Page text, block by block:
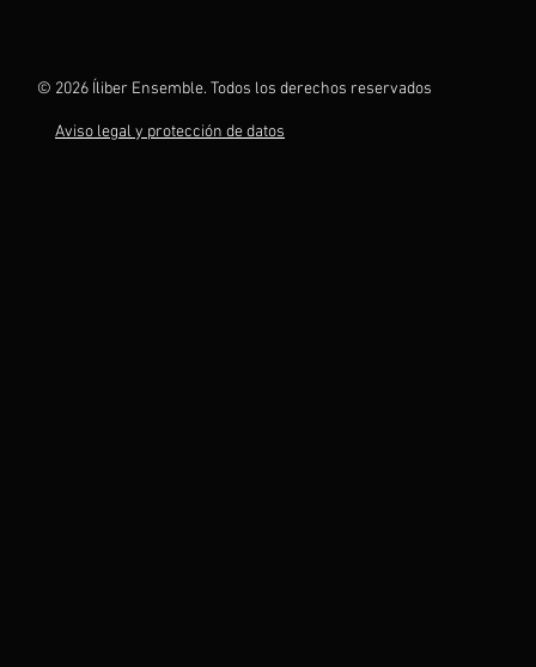
© 2026 Íliber Ensemble. Todos los derechos reservados
Aviso legal y protección de datos